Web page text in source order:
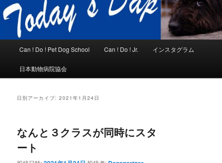
メ
Can ! Do ! Pet Dog School Can ! Do ! Jr. インスタグラム
日本動物病院協会
日別アーカイブ:2021年1月24日
なんと３クラスが同時にスタ
ート